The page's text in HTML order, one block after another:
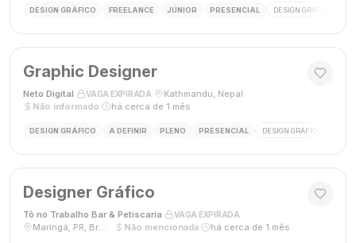
DESIGN GRÁFICO FREELANCE JÚNIOR PRESENCIAL DESIGN GRÁFICO
Graphic Designer
Neto Digital VAGA EXPIRADA Kathmandu, Nepal
Não informado
há cerca de 1 mês
DESIGN GRÁFICO A DEFINIR PLENO PRESENCIAL DESIGN GRÁFICO
Designer Gráfico
Tô no Trabalho Bar & Petiscaria VAGA EXPIRADA
Maringá, PR, Brasil
Não mencionada há cerca de 1 mês